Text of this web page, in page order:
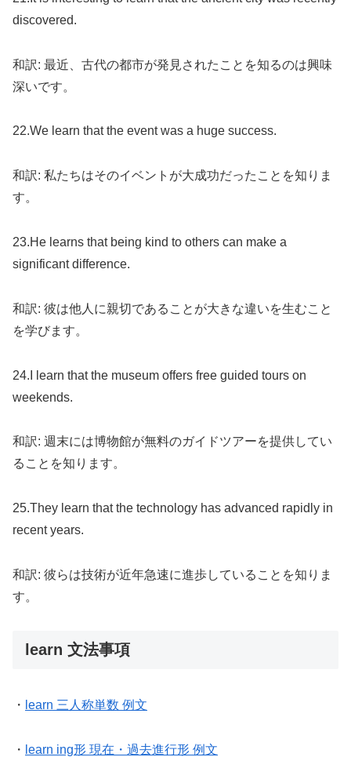
discovered.
和訳: 最近、古代の都市が発見されたことを知るのは興味
深いです。
22.We learn that the event was a huge success.
和訳: 私たちはそのイベントが大成功だったことを知りま
す。
23.He learns that being kind to others can make a
significant difference.
和訳: 彼は他人に親切であることが大きな違いを生むこと
を学びます。
24.I learn that the museum offers free guided tours on
weekends.
和訳: 週末には博物館が無料のガイドツアーを提供してい
ることを知ります。
25.They learn that the technology has advanced rapidly in
recent years.
和訳: 彼らは技術が近年急速に進歩していることを知りま
す。
learn 文法事項
・ learn 三人称単数 例文
・ learn ing形 現在・過去進行形 例文